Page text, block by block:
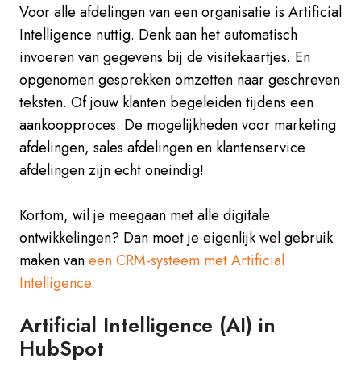
Voor alle afdelingen van een organisatie is Artificial
Intelligence nuttig. Denk aan het automatisch
invoeren van gegevens bij de visitekaartjes. En
opgenomen gesprekken omzetten naar geschreven
teksten. Of jouw klanten begeleiden tijdens een
aankoopproces. De mogelijkheden voor marketing
afdelingen, sales afdelingen en klantenservice
afdelingen zijn echt oneindig!
Kortom, wil je meegaan met alle digitale
ontwikkelingen? Dan moet je eigenlijk wel gebruik
maken vaneen CRM-systeem met Artificial
Intelligence.
Artificial Intelligence (AI) in
HubSpot